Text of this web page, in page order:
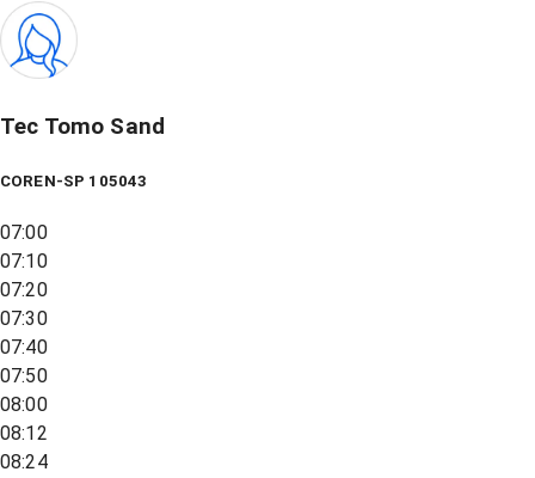
Tec Tomo Sand
COREN-SP 105043
07:00
07:10
07:20
07:30
07:40
07:50
08:00
08:12
08:24